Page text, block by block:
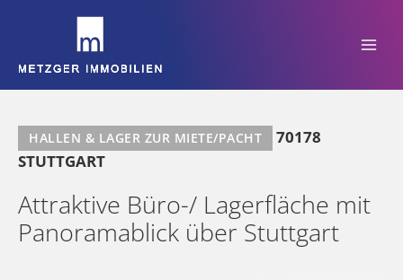
HALLEN & LAGER ZUR MIETE/PACHT
70178
STUTTGART
Attraktive Büro-/ Lagerfläche mit
Panoramablick über Stuttgart